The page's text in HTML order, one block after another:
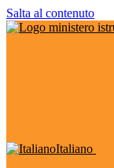
Salta al contenuto
Italiano